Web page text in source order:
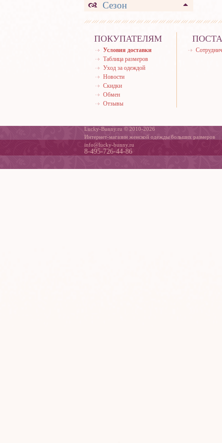
Сезон
ПОКУПАТЕЛЯМ
Условия доставки
Таблица размеров
Уход за одеждой
Новости
Скидки
Обмен
Отзывы
Lucky-Bunny.ru © 2010-2026
Интернет-магазин женской одежды больших размеров
info@lucky-bunny.ru
8-495-726-44-86